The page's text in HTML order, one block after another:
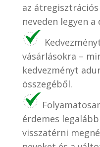
az
neveden legyen a
vásárlásokra –
kedvezményt
összegéből.
érdemes
visszatérni